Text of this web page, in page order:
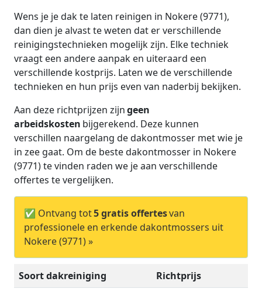
Wens je je dak te laten reinigen in Nokere (9771),
dan dien je alvast te weten dat er verschillende
reinigingstechnieken mogelijk zijn. Elke techniek
vraagt een andere aanpak en uiteraard een
verschillende kostprijs. Laten we de verschillende
technieken en hun prijs even van naderbij bekijken.
Aan deze richtprijzen zijngeen
arbeidskosten bijgerekend. Deze kunnen
verschillen naargelang de dakontmosser met wie je
in zee gaat. Om de beste dakontmosser in Nokere
(9771) te vinden raden we je aan verschillende
offertes te vergelijken.
✅ Ontvang tot5 gratis offertesvan
professionele en erkende dakontmossers uit
Nokere (9771) »
Soort dakreiniging
Richtprijs